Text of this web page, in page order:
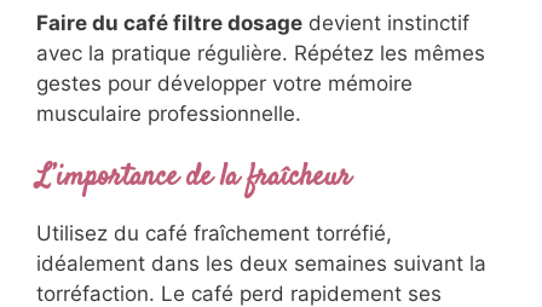
Faire du café filtre dosage devient instinctif
avec la pratique régulière. Répétez les mêmes
gestes pour développer votre mémoire
musculaire professionnelle.
L’importance de la fraîcheur
Utilisez du café fraîchement torréfié,
idéalement dans les deux semaines suivant la
torréfaction. Le café perd rapidement ses